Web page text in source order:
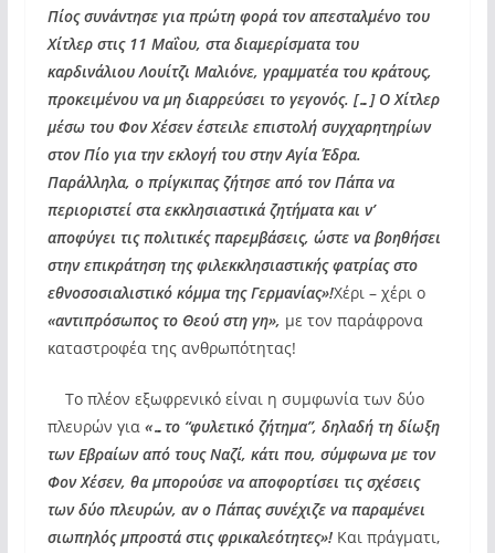
Πίος συνάντησε για πρώτη φορά τον απεσταλμένο του
Χίτλερ στις 11 Μαΐου, στα διαμερίσματα του
καρδινάλιου Λουίτζι Μαλιόνε, γραμματέα του κράτους,
προκειμένου να μη διαρρεύσει το γεγονός. […] Ο Χίτλερ
μέσω του Φον Χέσεν έστειλε επιστολή συγχαρητηρίων
στον Πίο για την εκλογή του στην Αγία Έδρα.
Παράλληλα, ο πρίγκιπας ζήτησε από τον Πάπα να
περιοριστεί στα εκκλησιαστικά ζητήματα και ν’
αποφύγει τις πολιτικές παρεμβάσεις, ώστε να βοηθήσει
στην επικράτηση της φιλεκκλησιαστικής φατρίας στο
εθνοσοσιαλιστικό κόμμα της Γερμανίας»!Χέρι – χέρι ο
«αντιπρόσωπος το Θεού στη γη», με τον παράφρονα
καταστροφέα της ανθρωπότητας!
Το πλέον εξωφρενικό είναι η συμφωνία των δύο
πλευρών για «…το “φυλετικό ζήτημα”, δηλαδή τη δίωξη
των Εβραίων από τους Ναζί, κάτι που, σύμφωνα με τον
Φον Χέσεν, θα μπορούσε να αποφορτίσει τις σχέσεις
των δύο πλευρών, αν ο Πάπας συνέχιζε να παραμένει
σιωπηλός μπροστά στις φρικαλεότητες»! Και πράγματι,